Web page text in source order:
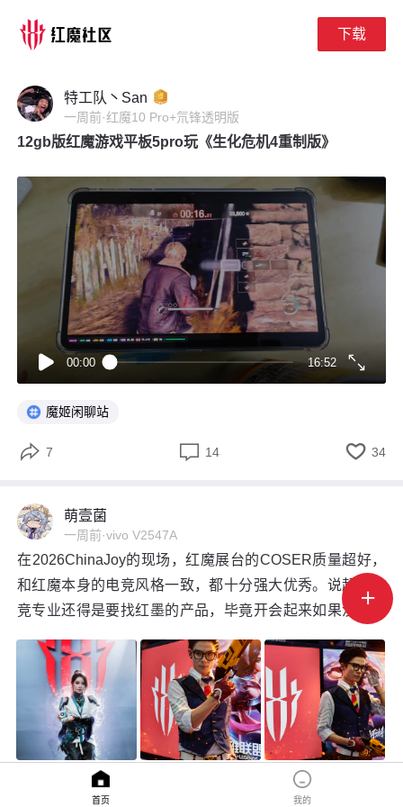
下载
特工队丶San
一周前·红魔10 Pro+氘锋透明版
12gb版红魔游戏平板5pro玩《生化危机4重制版》
00:00 16:52
魔姬闲聊站
 7  14  34
萌壹菌
一周前·vivo V2547A
在2026ChinaJoy的现场，红魔展台的COSER质量超好，
和红魔本身的电竞风格一致，都十分强大优秀。说起来电
竞专业还得是要找红墨的产品，毕竟开会起来如果没有风
高光时刻

首页 我的